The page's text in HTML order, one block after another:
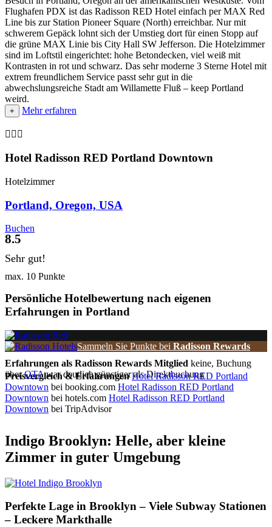
Flughafen PDX ist das Radisson RED Hotel einfach per MAX Red
Line bis zur Station Pioneer Square (North) erreichbar. Nur mit
schwerem Gepäck lohnt sich der Umstieg dort für einen Stopp auf
die grüne MAX Linie bis City Hall SW Jefferson. Die Hotelzimmer
sind im Loftstil eingerichtet: hohe Betondecken, viel weiß mit
Kontrasten in rot und schwarz. Das sehr moderne 3 Sterne Hotel mit
extrem freundlichem Service passt sehr gut in die
abwechslungsreiche Stadt am Willamette Fluß – keep Portland
weird.
+ Mehr erfahren

Hotel Radisson RED Portland Downtown
Hotelzimmer
Portland, Oregon, USA
Buchen
8.5
Sehr gut!
max. 10 Punkte
Persönliche Hotelbewertung nach eigenen
Erfahrungen in Portland
Sammeln Sie Punkte bei Radisson Rewards
Erfahrungen als Radisson Rewards Mitglied keine, Buchung
überOTAwar deutlich günstiger als Direktbuchung
Preisvergleich & Erfahrungen Hotel Radisson RED Portland
Downtown bei booking.com Hotel Radisson RED Portland
Downtown bei hotels.com Hotel Radisson RED Portland
Downtown bei TripAdvisor
Indigo Brooklyn: Helle, aber kleine
Zimmer in guter Umgebung
Perfekte Lage in Brooklyn – Viele Subway Stationen
– Leckere Markthalle